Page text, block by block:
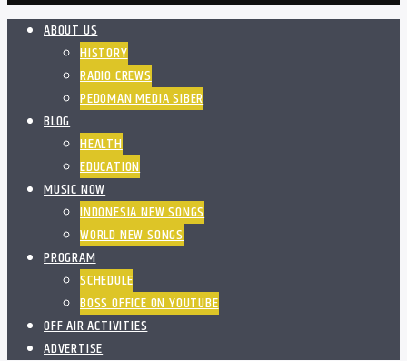
ABOUT US
HISTORY
RADIO CREWS
PEDOMAN MEDIA SIBER
BLOG
HEALTH
EDUCATION
MUSIC NOW
INDONESIA NEW SONGS
WORLD NEW SONGS
PROGRAM
SCHEDULE
BOSS OFFICE ON YOUTUBE
OFF AIR ACTIVITIES
ADVERTISE